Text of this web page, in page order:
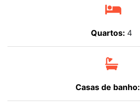
Quartos: 4
Casas de banho: